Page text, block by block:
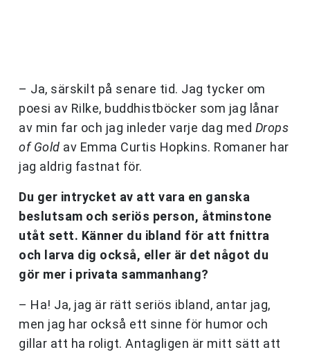
– Ja, särskilt på senare tid. Jag tycker om
poesi av Rilke, buddhistböcker som jag lånar
av min far och jag inleder varje dag med Drops
of Gold av Emma Curtis Hopkins. Romaner har
jag aldrig fastnat för.
Du ger intrycket av att vara en ganska
beslutsam och seriös person, åtminstone
utåt sett. Känner du ibland för att fnittra
och larva dig också, eller är det något du
gör mer i privata sammanhang?
– Ha! Ja, jag är rätt seriös ibland, antar jag,
men jag har också ett sinne för humor och
gillar att ha roligt. Antagligen är mitt sätt att